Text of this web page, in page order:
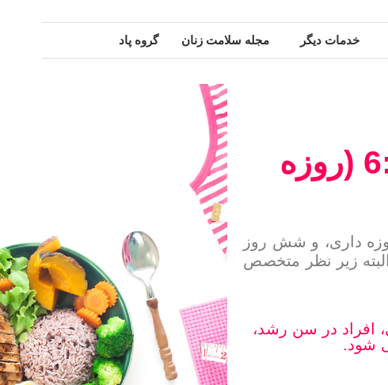
خدمات دیگر مجله سلامت زنان گروه پاد
برنامه غذایی فستینگ 6:1 (روزه
داری، و شش روز
زیر نظر متخصص
افراد در سن رشد،
شود.